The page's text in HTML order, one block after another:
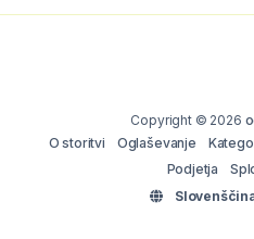
Copyright © 2026
O storitvi
Oglaševanje
Podjetja